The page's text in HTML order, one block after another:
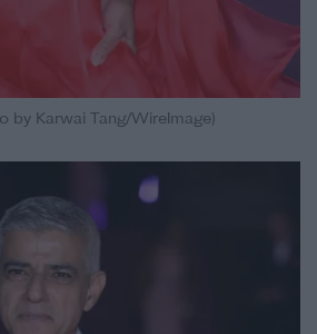
by Karwai Tang/WireImage)